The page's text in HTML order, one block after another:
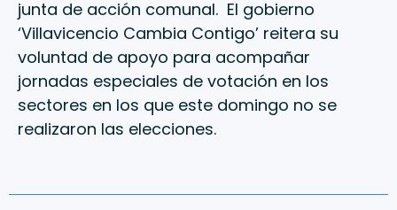
junta de acción comunal. El gobierno
‘Villavicencio Cambia Contigo’ reitera su
voluntad de apoyo para acompañar
jornadas especiales de votación en los
sectores en los que este domingo no se
realizaron las elecciones.